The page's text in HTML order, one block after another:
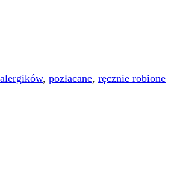
, pozłacane, ręcznie robione